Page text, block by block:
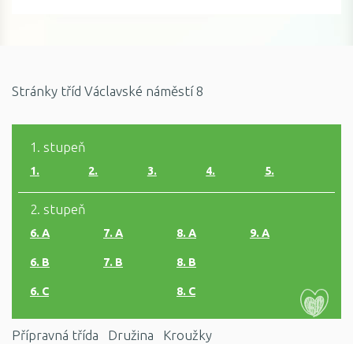
Stránky tříd Václavské náměstí 8
1. stupeň
1. 2. 3. 4. 5.
2. stupeň
6. A
6. B
6. C
7. A
7. B
8. A
8. B
8. C
9. A
Přípravná třída Družina
Kroužky